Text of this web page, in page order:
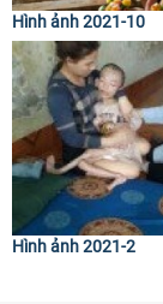
Hình ảnh 2021-10
Hình ảnh 2021-2